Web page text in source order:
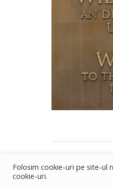
Folosim cookie-uri pe site-ul
cookie-uri.